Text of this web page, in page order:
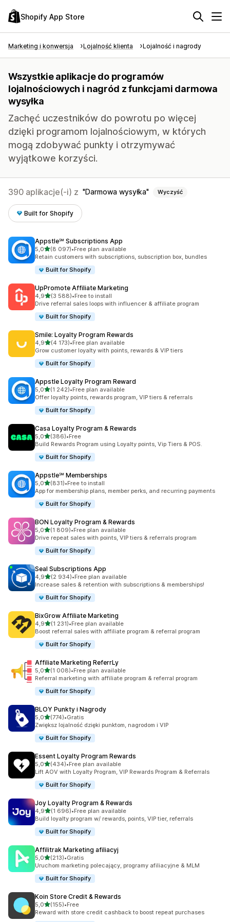
Shopify App Store
Marketing i konwersja Lojalność klienta Lojalność i nagrody
Wszystkie aplikacje do programów
lojalnościowych i nagród z funkcjami darmowa
wysyłka
Zachęć uczestników do powrotu po więcej
dzięki programom lojalnościowym, w których
mogą zdobywać punkty i otrzymywać
wyjątkowe korzyści.
390 aplikacje(-i) z Darmowa wysyłka Wyczyść
Built for Shopify
Appstle℠ Subscriptions App
5,0na 5 gwiazdek
(8 097)
Łączna liczba recenzji: 8097
•Free plan available
Retain customers with subscriptions, subscription box, bundles
Built for Shopify
UpPromote Affiliate Marketing
4,9na 5 gwiazdek
(3 588)
Łączna liczba recenzji: 3588
•Free to install
Drive referral sales loops with influencer & affiliate program
Built for Shopify
Smile: Loyalty Program Rewards
4,9na 5 gwiazdek
(4 173)
Łączna liczba recenzji: 4173
•Free plan available
Grow customer loyalty with points, rewards & VIP tiers
Built for Shopify
Appstle Loyalty Program Reward
5,0na 5 gwiazdek
(1 242)
Łączna liczba recenzji: 1242
•Free plan available
Offer loyalty points, rewards program, VIP tiers & referrals
Built for Shopify
Casa Loyalty Program & Rewards
5,0na 5 gwiazdek
(386)
Łączna liczba recenzji: 386
•Free
Build Rewards Program using Loyalty points, Vip Tiers & POS.
Built for Shopify
Appstle℠ Memberships
5,0na 5 gwiazdek
(831)
Łączna liczba recenzji: 831
•Free to install
App for membership plans, member perks, and recurring payments
Built for Shopify
BON Loyalty Program & Rewards
5,0na 5 gwiazdek
(1 809)
Łączna liczba recenzji: 1809
•Free plan available
Drive repeat sales with points, VIP tiers & referrals program
Built for Shopify
Seal Subscriptions App
4,9na 5 gwiazdek
(2 934)
Łączna liczba recenzji: 2934
•Free plan available
Increase sales & retention with subscriptions & memberships!
Built for Shopify
BixGrow Affiliate Marketing
4,9na 5 gwiazdek
(1 231)
Łączna liczba recenzji: 1231
•Free plan available
Boost referral sales with affiliate program & referral program
Built for Shopify
Affiliate Marketing ReferrLy
5,0na 5 gwiazdek
(1 008)
Łączna liczba recenzji: 1008
•Free plan available
Referral marketing with affiliate program & referral program
Built for Shopify
BLOY Punkty i Nagrody
5,0na 5 gwiazdek
(774)
Łączna liczba recenzji: 774
•Gratis
Zwiększ lojalność dzięki punktom, nagrodom i VIP
Built for Shopify
Essent Loyalty Program Rewards
5,0na 5 gwiazdek
(434)
Łączna liczba recenzji: 434
•Free plan available
Lift AOV with Loyalty Program, VIP Rewards Program & Referrals
Built for Shopify
Joy Loyalty Program & Rewards
4,9na 5 gwiazdek
(1 696)
Łączna liczba recenzji: 1696
•Free plan available
Build loyalty program w/ rewards, points, VIP tier, referrals
Built for Shopify
Affilitrak Marketing afiliacyj
5,0na 5 gwiazdek
(213)
Łączna liczba recenzji: 213
•Gratis
Uruchom marketing polecający, programy afiliacyjne & MLM
Built for Shopify
Koin Store Credit & Rewards
5,0na 5 gwiazdek
(155)
Łączna liczba recenzji: 155
•Free
Reward with store credit cashback to boost repeat purchases